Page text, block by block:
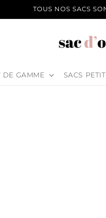
TOUS NOS SACS
DE GAMME SACS